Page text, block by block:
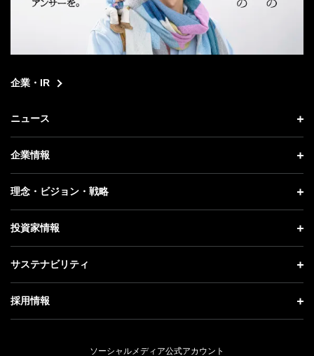
企業・IR
ニュース
ニュース トップ
プレスリリース
更新情報
記者説明会
企業情報
企業情報 トップ
社長メッセージ
事業紹介
ガバナンス
理念・ビジョン・戦略
理念・ビジョン・戦略 トップ
成長戦略「Activate AI for Society」
人材戦略
投資家情報
投資家情報 トップ
経営方針
サステナビリティ
サステナビリティ トップ
トップメッセージ
ESG方針・体制
採用情報
ソーシャルメディア公式アカウント